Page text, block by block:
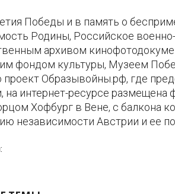
Победы и в память о
Родины, Российское
архивом
фондом культуры, Музеем
проект Образывойны.рф, где
на интернет-ресурсе
Хофбург в Вене, с балкона
независимости Австрии и ее